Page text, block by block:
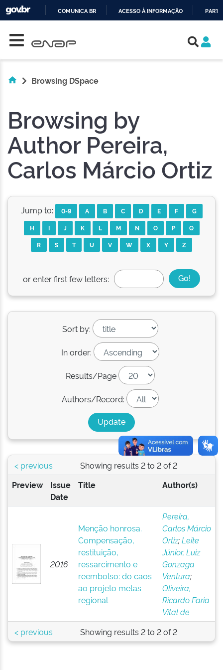
COMUNICA BR ACESSO À INFORMAÇÃO
Browsing DSpace
Browsing by
Author Pereira,
Carlos Márcio Ortiz
Jump to: 0-9 A B C D E F
G
H
I J K L M N O P
Q
R
S T U V W X Y Z
or enter first few letters:
Sort by:
In order:
Results/Page
Authors/Record:
Showing results 2 to 2 of 2
< previous
Preview
Issue
Date
Title Author(s)
2016
Menção honrosa.
Compensação,
restituição,
ressarcimento e
reembolso: do caos
ao projeto metas
regional
Pereira,
Carlos Márcio
Ortiz;Leite
Júnior, Luiz
Gonzaga
Ventura;
Oliveira,
Ricardo Faria
Vital de
Showing results 2 to 2 of 2
< previous